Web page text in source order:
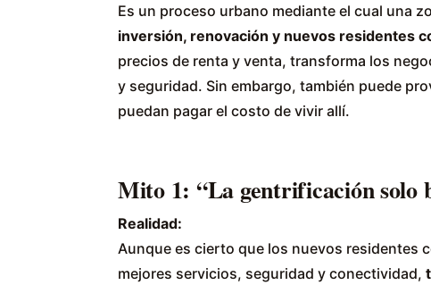
Es un proceso urbano mediante el cual una
inversión, renovación y nuevos residentes
precios de renta y venta, transforma los
y seguridad. Sin embargo, también puede
puedan pagar el costo de vivir allí.
Mito 1: “La gentrificación solo
Realidad:
Aunque es cierto que los nuevos residentes
mejores servicios, seguridad y conectividad,